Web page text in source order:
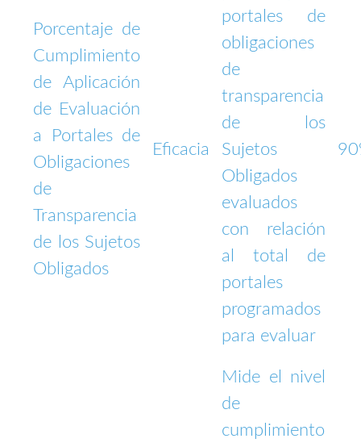
Porcentaje de
Cumplimiento
de Aplicación
de Evaluación
a Portales de
Obligaciones
de
Transparencia
de los Sujetos
Obligados
Eficacia
portales de
obligaciones
de
transparencia
de los
Sujetos
Obligados
evaluados
con relación
al total de
portales
programados
para evaluar
Mide el nivel
de
cumplimiento